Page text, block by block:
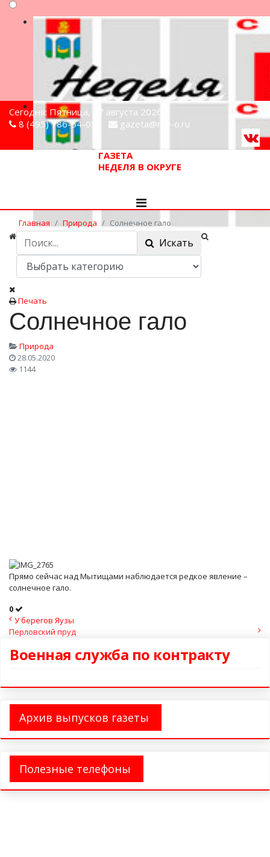
Сегодня: Пятница, 07 августа 2026
8 (495) 786-54-05
gazeta@n-v-o.ru
ГАЗЕТА
НЕДЕЛЯ В ОКРУГЕ
Главная Природа Солнечное гало
Искать
Печать
Солнечное гало
Природа
28.05.2020
1144
Прямо сейчас над Мытищами наблюдается редкое явление –
солнечное гало.
0
У берегов Яузы
Перловский пруд
Военная служба по контракту
Архив выпусков газеты
Полезные телефоны